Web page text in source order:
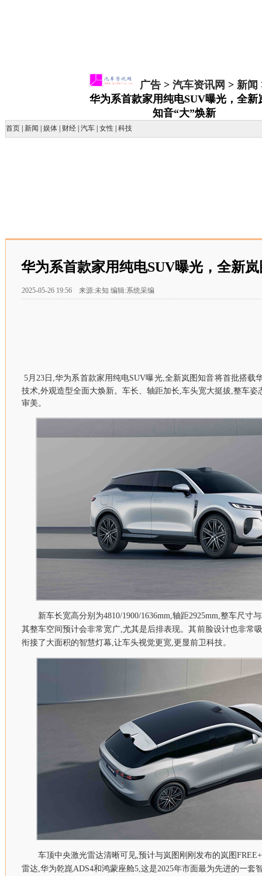
广告> 汽车资讯网 > 新闻
华为系首款家用纯电SUV曝光，全新
知音“大”焕新
首页 新闻 娱体 财经 汽车 女性 科技
华为系首款家用纯电SUV曝光，全新
2025-05-26 19:56 来源:未知 编辑:系统采编
5月23日,华为系首款家用纯电SUV曝光,全新岚图知音将首批搭载
技术,外观造型全面大焕新。车长、轴距加长,车头宽大挺拔,整车姿
审美。
新车长宽高分别为4810/1900/1636mm,轴距2925mm,整车尺寸
其整车空间预计会非常宽广,尤其是后排表现。其前脸设计也非常
衔接了大面积的智慧灯幕,让车头视觉更宽,更显前卫科技。
车顶中央激光雷达清晰可见,预计与岚图刚刚发布的岚图
雷达,华为乾崑ADS4和鸿蒙座舱5,这是2025年市面最为先进的一套